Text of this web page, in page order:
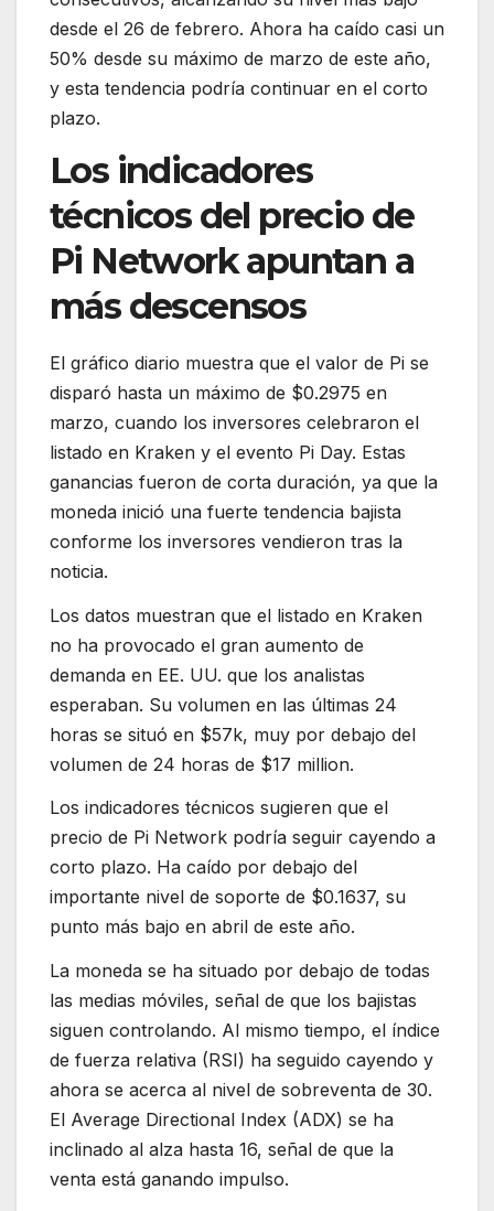
desde el 26 de febrero. Ahora ha caído casi un
50% desde su máximo de marzo de este año,
y esta tendencia podría continuar en el corto
plazo.
Los indicadores
técnicos del precio de
Pi Network apuntan a
más descensos
El gráfico diario muestra que el valor de Pi se
disparó hasta un máximo de $0.2975 en
marzo, cuando los inversores celebraron el
listado en Kraken y el evento Pi Day. Estas
ganancias fueron de corta duración, ya que la
moneda inició una fuerte tendencia bajista
conforme los inversores vendieron tras la
noticia.
Los datos muestran que el listado en Kraken
no ha provocado el gran aumento de
demanda en EE. UU. que los analistas
esperaban. Su volumen en las últimas 24
horas se situó en $57k, muy por debajo del
volumen de 24 horas de $17 million.
Los indicadores técnicos sugieren que el
precio de Pi Network podría seguir cayendo a
corto plazo. Ha caído por debajo del
importante nivel de soporte de $0.1637, su
punto más bajo en abril de este año.
La moneda se ha situado por debajo de todas
las medias móviles, señal de que los bajistas
siguen controlando. Al mismo tiempo, el índice
de fuerza relativa (RSI) ha seguido cayendo y
ahora se acerca al nivel de sobreventa de 30.
El Average Directional Index (ADX) se ha
inclinado al alza hasta 16, señal de que la
venta está ganando impulso.